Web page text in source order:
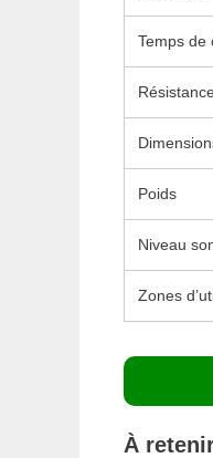
Temps de
Poids
Niveau
Zones
À